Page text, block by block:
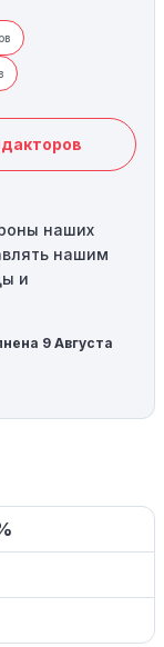
наших
нашим
и
9 Августа